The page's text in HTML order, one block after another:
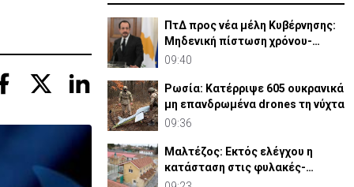
ΠτΔ προς νέα μέλη Κυβέρνησης:
Μηδενική πίστωση χρόνου-
Δουλειά 24 ώρες το 24ωρο
09:40
Ρωσία: Κατέρριψε 605 ουκρανικά
μη επανδρωμένα drones τη νύχτα
09:36
Μαλτέζος: Εκτός ελέγχου η
κατάσταση στις φυλακές-
Βιασμοί και ναρκωτικά